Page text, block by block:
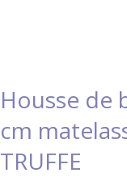
Housse de
cm
TRUFFE